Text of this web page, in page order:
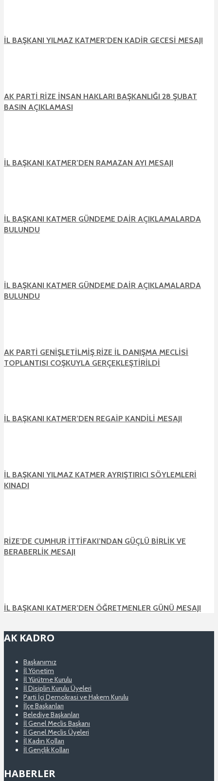
İL BAŞKANI YILMAZ KATMER’DEN KADİR GECESİ MESAJI
AK PARTİ RİZE İNSAN HAKLARI BAŞKANLIĞI 28 ŞUBAT
BASIN AÇIKLAMASI
İL BAŞKANI KATMER’DEN RAMAZAN AYI MESAJI
İL BAŞKANI KATMER GÜNDEME DAİR AÇIKLAMALARDA
BULUNDU
İL BAŞKANI KATMER GÜNDEME DAİR AÇIKLAMALARDA
BULUNDU
AK PARTİ GENİŞLETİLMİŞ RİZE İL DANIŞMA MECLİSİ
TOPLANTISI COŞKUYLA GERÇEKLEŞTİRİLDİ
İL BAŞKANI KATMER’DEN REGAİP KANDİLİ MESAJI
İL BAŞKANI YILMAZ KATMER AYRIŞTIRICI SÖYLEMLERİ
KINADI
RİZE’DE CUMHUR İTTİFAKI’NDAN GÜÇLÜ BİRLİK VE
BERABERLİK MESAJI
İL BAŞKANI KATMER’DEN ÖĞRETMENLER GÜNÜ MESAJI
AK KADRO
Başkanımız
İl Yönetim
İl Yürütme Kurulu
İl Disiplin Kurulu Üyeleri
Parti İçi Demokrasi ve Hakem Kurulu
İlçe Başkanları
Belediye Başkanları
İl Genel Meclis Başkanı
İl Genel Meclis Üyeleri
İl Kadın Kolları
İl Gençlik Kolları
HABERLER